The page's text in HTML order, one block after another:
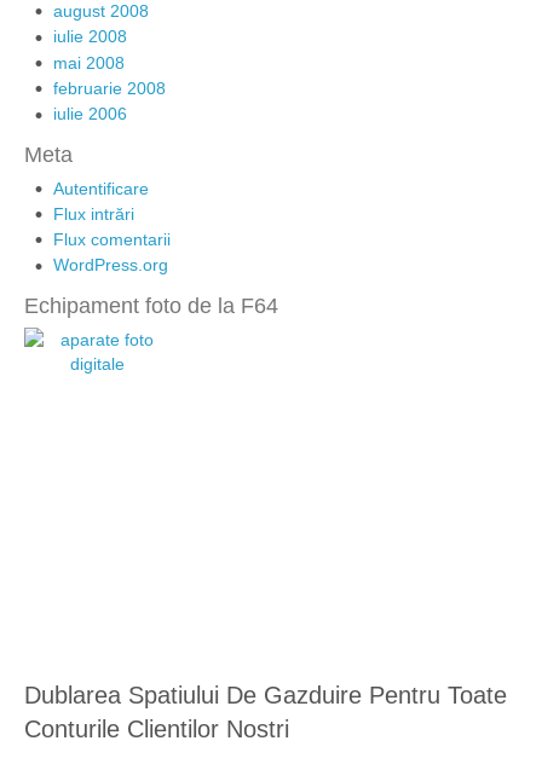
august 2008
iulie 2008
mai 2008
februarie 2008
iulie 2006
Meta
Autentificare
Flux intrări
Flux comentarii
WordPress.org
Echipament foto de la F64
Dublarea Spatiului De Gazduire Pentru Toate
Conturile Clientilor Nostri